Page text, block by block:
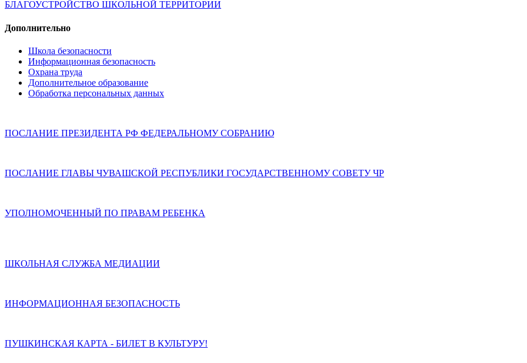
БЛАГОУСТРОЙСТВО ШКОЛЬНОЙ ТЕРРИТОРИИ
Дополнительно
Школа безопасности
Информационная безопасность
Охрана труда
Дополнительное образование
Обработка персональных данных
ПОСЛАНИЕ ПРЕЗИДЕНТА РФ ФЕДЕРАЛЬНОМУ СОБРАНИЮ
ПОСЛАНИЕ ГЛАВЫ ЧУВАШСКОЙ РЕСПУБЛИКИ ГОСУДАРСТВЕННОМУ СОВЕТУ ЧР
УПОЛНОМОЧЕННЫЙ ПО ПРАВАМ РЕБЕНКА
ШКОЛЬНАЯ СЛУЖБА МЕДИАЦИИ
ИНФОРМАЦИОННАЯ БЕЗОПАСНОСТЬ
ПУШКИНСКАЯ КАРТА - БИЛЕТ В КУЛЬТУРУ!